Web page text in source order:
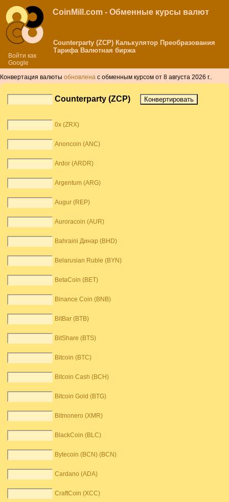
Войти как
Google
CoinMill.com - Обменные курсы валют
Counterparty (ZCP) Калькулятор Преобразования
Тарифа Валютная биржа
Конвертация валюты обновлена с обменным курсом от 8 августа 2026 г..
Counterparty (ZCP)
0x (ZRX)
Anoncoin (ANC)
Ardor (ARDR)
Argentum (ARG)
Augur (REP)
Auroracoin (AUR)
Bahraini Динар (BHD)
Belarusian Ruble (BYN)
BetaCoin (BET)
Binance Coin (BNB)
BitBar (BTB)
BitShare (BTS)
Bitcoin (BTC)
Bitcoin Cash (BCH)
Bitcoin Gold (BTG)
Bitmonero (XMR)
BlackCoin (BLC)
Bytecoin (BCN) (BCN)
Cardano (ADA)
CraftCoin (XCC)